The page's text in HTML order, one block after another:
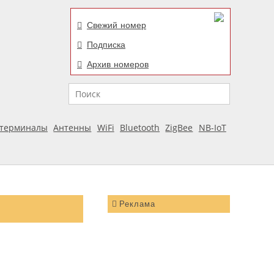
Свежий номер
Подписка
Архив номеров
Поиск
Антенны WiFi Bluetooth ZigBee
NB-IoT
Реклама